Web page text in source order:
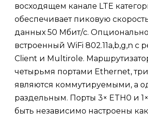
восходящем канале LTE
обеспечивает пиковую
данных 50 Мбит/с.
встроенный WiFi 802.11a,b,g,n с
Client и Multirole.
четырьмя портами Ethernet,
являются коммутируемыми, а
раздельным. Порты 3× ETH0 и 1×
быть независимо настроены